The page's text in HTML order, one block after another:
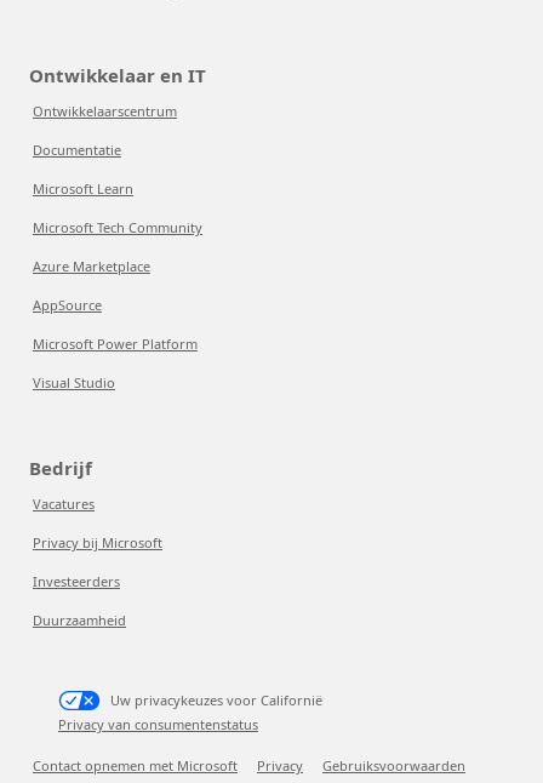
Ontwikkelaar en IT
Ontwikkelaarscentrum
Documentatie
Microsoft Learn
Microsoft Tech Community
Azure Marketplace
AppSource
Microsoft Power Platform
Visual Studio
Bedrijf
Vacatures
Privacy bij Microsoft
Investeerders
Duurzaamheid
Uw privacykeuzes voor Californië
Privacy van consumentenstatus
Contact opnemen met Microsoft Privacy Gebruiksvoorwaarden